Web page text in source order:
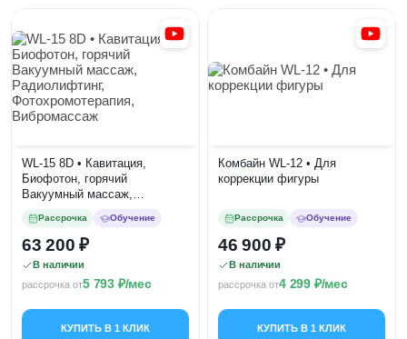
WL-15 8D • Кавитация,
Биофотон, горячий
Вакуумный массаж,
Фотохромотерапия,
Вибромассаж
Рассрочка Обучение
63 200
В наличии
рассрочка от5 793 /мес
КУПИТЬ В 1 КЛИК
Комбайн WL-12 • Для
коррекции фигуры
Рассрочка Обучение
46 900
В наличии
рассрочка от4 299 /мес
КУПИТЬ В 1 КЛИК